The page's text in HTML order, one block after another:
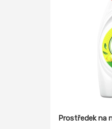
Prostředek na